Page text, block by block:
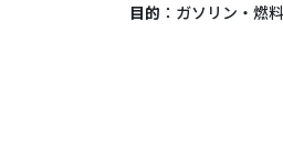
目的 ：ガソリン・燃料